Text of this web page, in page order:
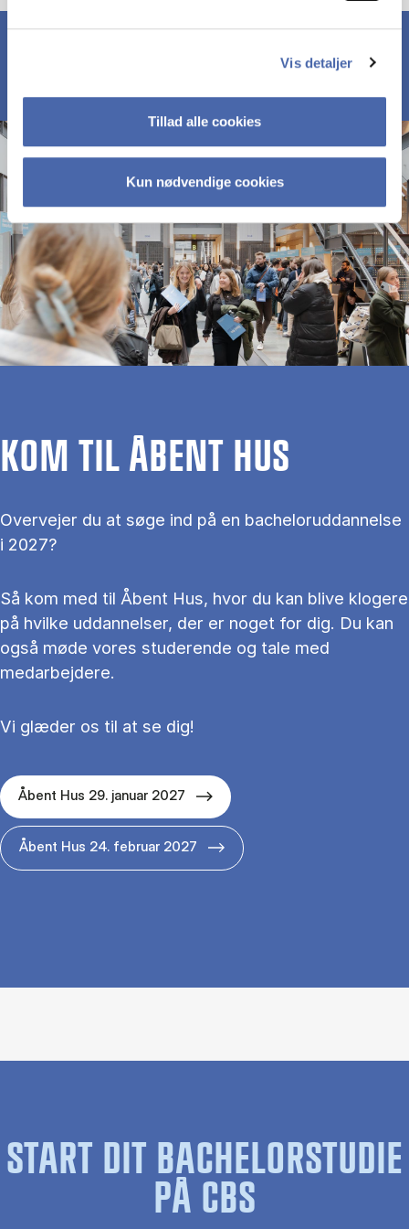
Vis detaljer
Tillad alle cookies
Kun nødvendige cookies
KOM TIL ÅBENT HUS
Overvejer du at søge ind på en bacheloruddannelse
i 2027?
Så kom med til Åbent Hus, hvor du kan blive klogere
på hvilke uddannelser, der er noget for dig. Du kan
også møde vores studerende og tale med
medarbejdere.
Vi glæder os til at se dig!
Åbent Hus 29. januar 2027
Åbent Hus 24. februar 2027
START DIT BACHELORSTUDIE
PÅ CBS